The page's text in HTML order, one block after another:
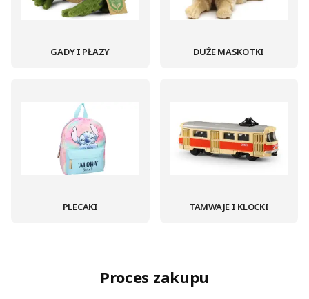
GADY I PŁAZY DUŻE MASKOTKI
PLECAKI TAMWAJE I KLOCKI
Proces zakupu